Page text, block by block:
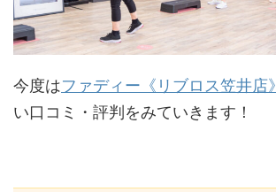
今度はファディー《リブロス笠井店》
い口コミ・評判をみていきます！